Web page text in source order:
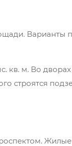
Варианты
м. Во дворах
строятся
Жилые